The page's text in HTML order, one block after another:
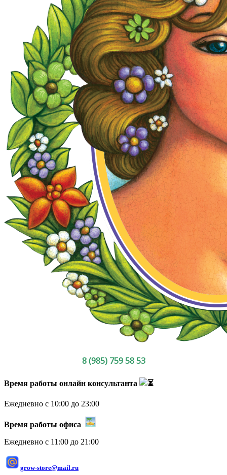
8 (985) 759 58 53
Время работы онлайн консультанта
Ежедневно с 10:00 до 23:00
Время работы офиса
Ежедневно с 11:00 до 21:00
grow-store@mail.ru